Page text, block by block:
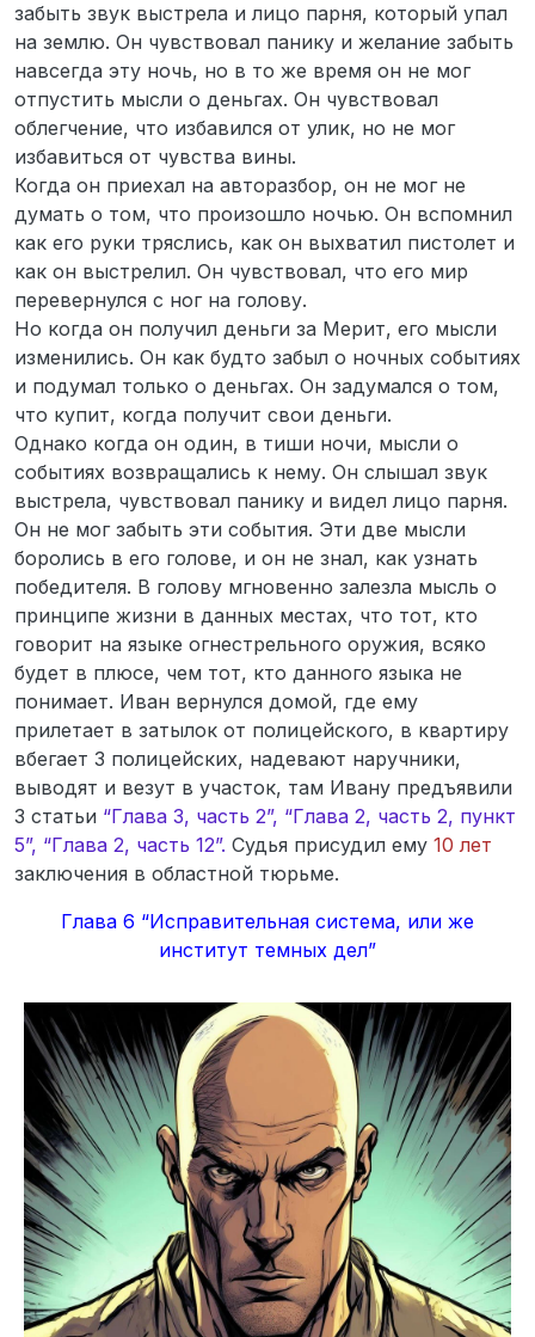
забыть звук выстрела и лицо парня, который упал
на землю. Он чувствовал панику и желание забыть
навсегда эту ночь, но в то же время он не мог
отпустить мысли о деньгах. Он чувствовал
облегчение, что избавился от улик, но не мог
избавиться от чувства вины.
Когда он приехал на авторазбор, он не мог не
думать о том, что произошло ночью. Он вспомнил
как его руки тряслись, как он выхватил пистолет и
как он выстрелил. Он чувствовал, что его мир
перевернулся с ног на голову.
Но когда он получил деньги за Мерит, его мысли
изменились. Он как будто забыл о ночных событиях
и подумал только о деньгах. Он задумался о том,
что купит, когда получит свои деньги.
Однако когда он один, в тиши ночи, мысли о
событиях возвращались к нему. Он слышал звук
выстрела, чувствовал панику и видел лицо парня.
Он не мог забыть эти события. Эти две мысли
боролись в его голове, и он не знал, как узнать
победителя. В голову мгновенно залезла мысль о
принципе жизни в данных местах, что тот, кто
говорит на языке огнестрельного оружия, всяко
будет в плюсе, чем тот, кто данного языка не
понимает. Иван вернулся домой, где ему
прилетает в затылок от полицейского, в квартиру
вбегает 3 полицейских, надевают наручники,
выводят и везут в участок, там Ивану предъявили
3 статьи “Глава 3, часть 2”, “Глава 2, часть 2, пункт
5”, “Глава 2, часть 12”. Судья присудил ему 10 лет
заключения в областной тюрьме.
Глава 6 “Исправительная система, или же
институт темных дел”